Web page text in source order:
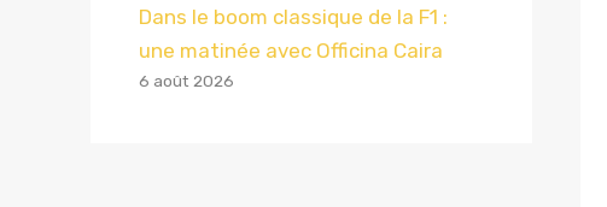
Dans le boom classique de la F1 :
une matinée avec Officina Caira
6 août 2026